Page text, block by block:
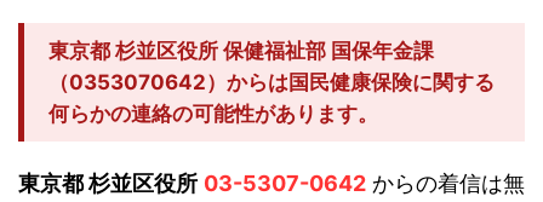
東京都 杉並区役所 保健福祉部 国保年金課
（0353070642）からは国民健康保険に関する
何らかの連絡の可能性があります。
東京都 杉並区役所 03-5307-0642 からの着信は無